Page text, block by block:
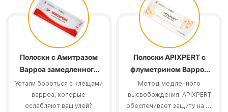
Полоски с Амитразом
Варроа замедленного
действия VAROXPERT
Устали бороться с клещами
варроа, которые
ослабляют ваш улей?
Полоски APIXPERT с
флуметрином Варроа
замедленного действия
Метод медленного
высвобождения: APIXPERT
обеспечивает защиту на 6-